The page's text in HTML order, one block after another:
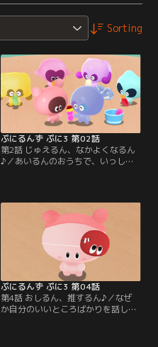
Sorting
ぷにるんず ぷに3 第02話
第2話 じゅえるん、なかよくなるん
♪／あいるんのおうちで、いっしょ
ん・うるるん・くーるんたち『ぷに
とも』など、見るものすべてがはじ
めて。 すきんしっぷにをして、みん
なとなかよくなるじゅえるん。 しか
し、ゆかに作ってもらった『ろーぷ
にゃいす』を…。
ぷにるんず ぷに3 第04話
第4話 おしるん、推するん♪／なぜ
か自分のいいところばかりを話して